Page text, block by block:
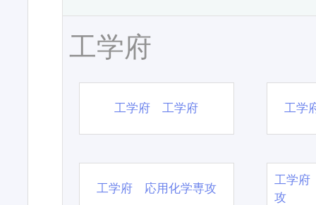
工学府
工学府 工学府 工学
工学府 応用化学専攻
工学府
攻